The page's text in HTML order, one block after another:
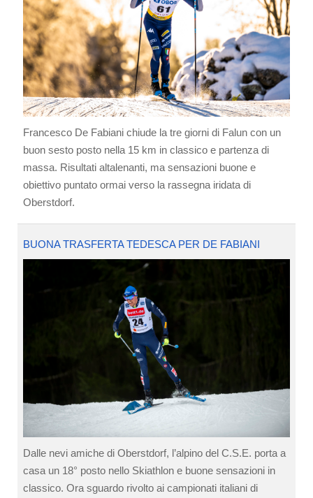
Francesco De Fabiani chiude la tre giorni di Falun con un
buon sesto posto nella 15 km in classico e partenza di
massa. Risultati altalenanti, ma sensazioni buone e
obiettivo puntato ormai verso la rassegna iridata di
Oberstdorf.
BUONA TRASFERTA TEDESCA PER DE FABIANI
Dalle nevi amiche di Oberstdorf, l’alpino del C.S.E. porta a
casa un 18° posto nello Skiathlon e buone sensazioni in
classico. Ora sguardo rivolto ai campionati italiani di